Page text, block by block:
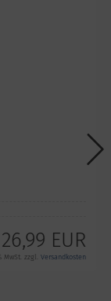
26,99 EUR
zzgl.Versandkosten